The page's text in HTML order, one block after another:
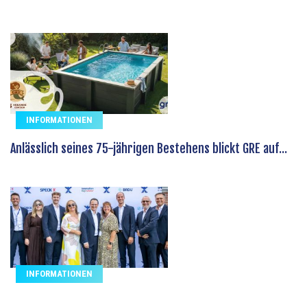
INFORMATIONEN
Anlässlich seines 75-jährigen Bestehens blickt GRE auf...
INFORMATIONEN